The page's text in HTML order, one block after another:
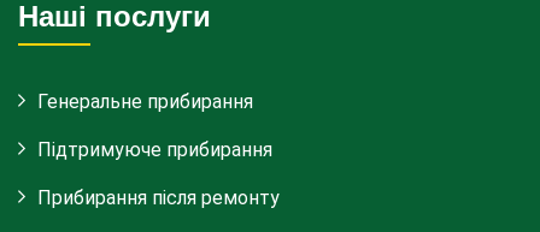
Наші послуги
Генеральне прибирання
Підтримуюче прибирання
Прибирання після ремонту